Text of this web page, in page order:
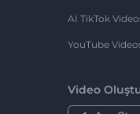
AI TikTok
YouTube
Video